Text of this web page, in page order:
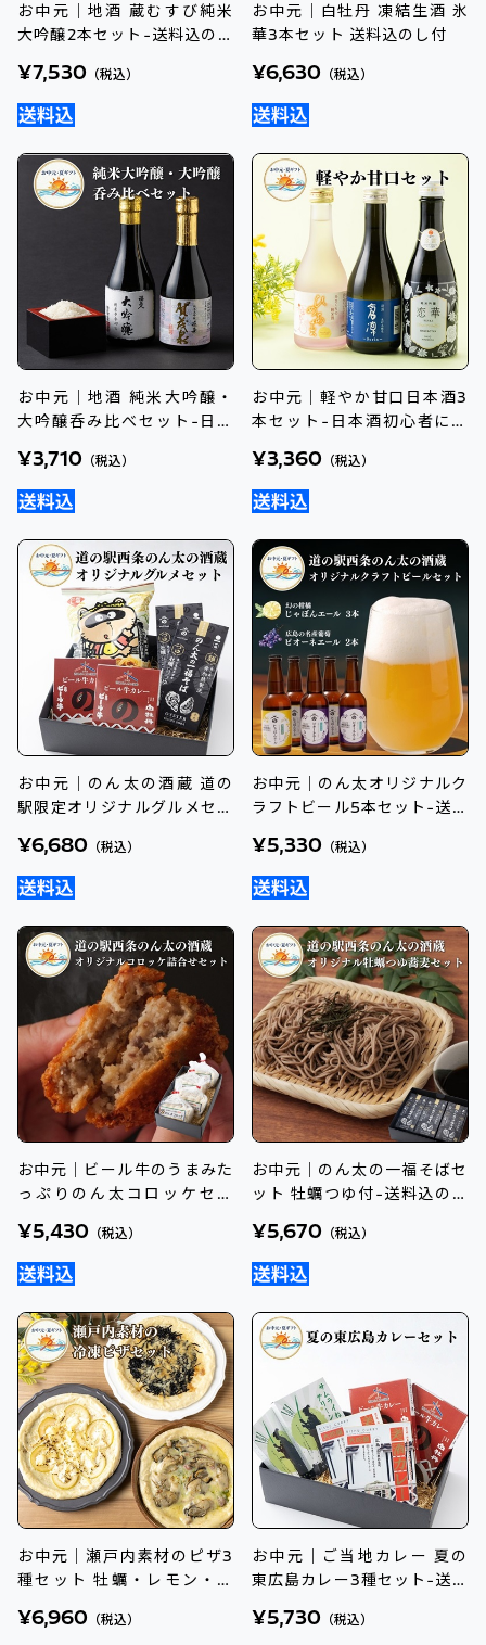
お中元｜地酒 蔵むすび純米
大吟醸2本セット-送料込のし
¥7,530 （税込）
お中元｜白牡丹 凍結生酒 氷
華3本セット 送料込のし付
¥6,630 （税込）
お中元｜地酒 純米大吟醸・
大吟醸呑み比べセット-日本
¥3,710 （税込）
お中元｜軽やか甘口日本酒3
本セット-日本酒初心者にお
¥3,360 （税込）
お中元｜のん太の酒蔵 道の
駅限定オリジナルグルメセッ
¥6,680 （税込）
お中元｜のん太オリジナルク
ラフトビール5本セット-送料
¥5,330 （税込）
お中元｜ビール牛のうまみた
っぷりのん太コロッケセッ
¥5,430 （税込）
お中元｜のん太の一福そばセ
ット 牡蠣つゆ付-送料込のし
¥5,670 （税込）
お中元｜瀬戸内素材のピザ3
種セット 牡蠣・レモン・ひ
¥6,960 （税込）
お中元｜ご当地カレー 夏の
東広島カレー3種セット-送料
¥5,730 （税込）